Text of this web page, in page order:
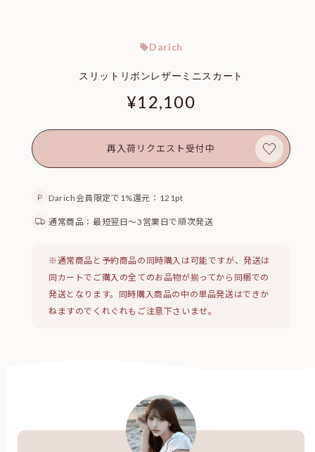
Darich
スリットリボンレザーミニスカート
通
価
格
¥12,100
再入荷リクエスト受付中
Darich会員限定で1%還元：121pt
通常商品：最短翌日〜3営業日で順次発送
※通常商品と予約商品の同時購入は可能ですが、発送は
同カートでご購入の全てのお品物が揃ってから同梱での
発送となります。同時購入商品の中の単品発送はできか
ねますのでくれぐれもご注意下さいませ。